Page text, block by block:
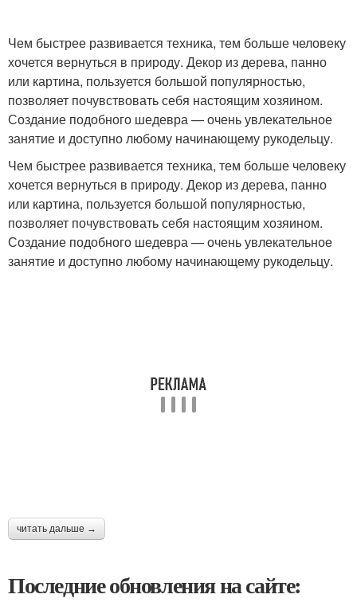
Чем быстрее развивается техника, тем больше человеку
хочется вернуться в природу. Декор из дерева, панно
или картина, пользуется большой популярностью,
позволяет почувствовать себя настоящим хозяином.
Создание подобного шедевра — очень увлекательное
занятие и доступно любому начинающему рукодельцу.
Чем быстрее развивается техника, тем больше человеку
хочется вернуться в природу. Декор из дерева, панно
или картина, пользуется большой популярностью,
позволяет почувствовать себя настоящим хозяином.
Создание подобного шедевра — очень увлекательное
занятие и доступно любому начинающему рукодельцу.
читать дальше →
Последние обновления на сайте: